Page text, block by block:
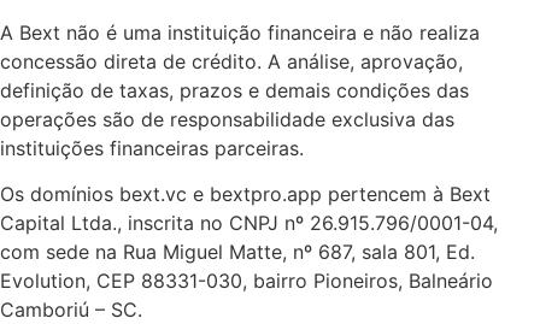
A Bext não é uma instituição financeira e não realiza
concessão direta de crédito. A análise, aprovação,
definição de taxas, prazos e demais condições das
operações são de responsabilidade exclusiva das
instituições financeiras parceiras.
Os domínios bext.vc e bextpro.app pertencem à Bext
Capital Ltda., inscrita no CNPJ nº 26.915.796/0001-04,
com sede na Rua Miguel Matte, nº 687, sala 801, Ed.
Evolution, CEP 88331-030, bairro Pioneiros, Balneário
Camboriú – SC.